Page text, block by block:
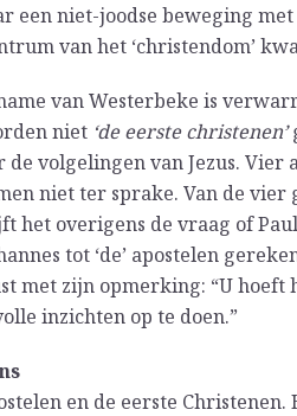
een niet-joodse beweging
van het ‘christendom’
van Westerbeke is
niet ‘de eerste christenen’
volgelingen van Jezus.
niet ter sprake. Van de vier
het overigens de vraag of
tot ‘de’ apostelen
met zijn opmerking: “U
inzichten op te doen.”
en de eerste